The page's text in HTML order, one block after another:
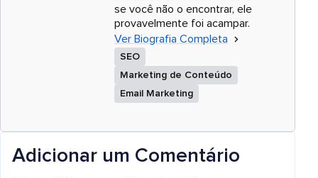
se você não o encontrar, ele
provavelmente foi acampar.
Ver Biografia Completa
SEO
Marketing de Conteúdo
Email Marketing
Adicionar um Comentário